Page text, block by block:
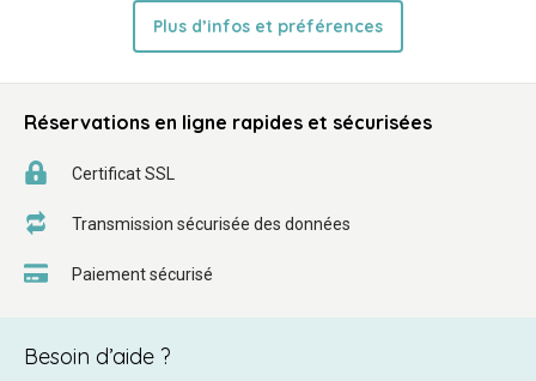
Plus d’infos et préférences
Réservations en ligne rapides et sécurisées
Certificat SSL
Transmission sécurisée des données
Paiement sécurisé
Besoin d’aide ?